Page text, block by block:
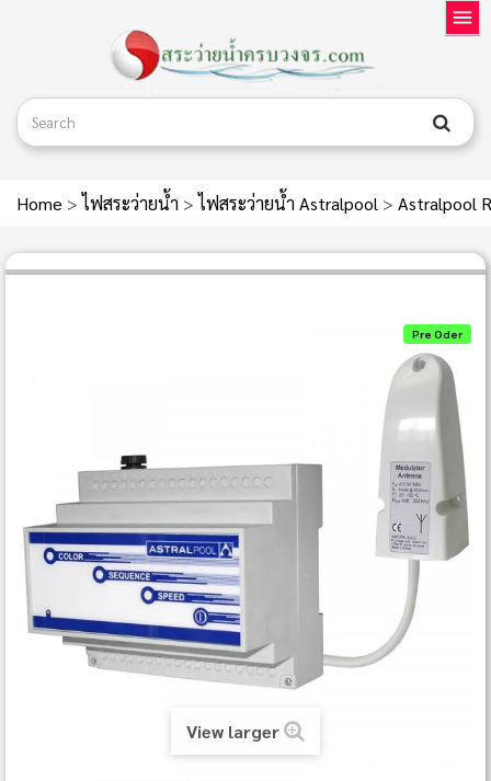
Home > ไฟสระว่ายน้ำ > ไฟสระว่ายน้ำ Astralpool > Astralpool
Pre Oder
View larger